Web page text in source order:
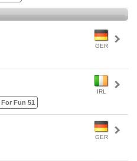
GER
IRL
For Fun 51
GER